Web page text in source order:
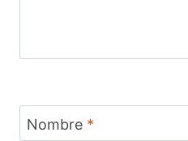
Nombre *